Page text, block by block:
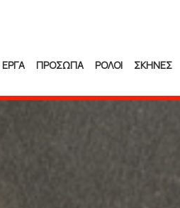
ΕΡΓΑ ΠΡΟΣΩΠΑ ΡΟΛΟΙ ΣΚΗΝΕΣ